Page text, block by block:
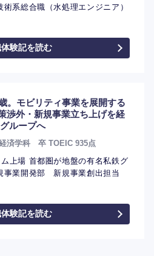
択する
術系総合職（水処理エンジニア）
験記を読む
。モビリティ事業を展開する
渉外・新規事業立ち上げを経
ループへ
済学科 卒 TOEIC 935点
ム上場 首都圏が地盤の有名私鉄グ
事業開発部 新規事業創出担当
験記を読む